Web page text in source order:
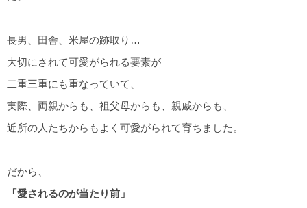
長男、田舎、米屋の跡取り…
大切にされて可愛がられる要素が
二重三重にも重なっていて、
実際、両親からも、祖父母からも、親戚からも、
近所の人たちからもよく可愛がられて育ちました。
だから、
「愛されるのが当たり前」